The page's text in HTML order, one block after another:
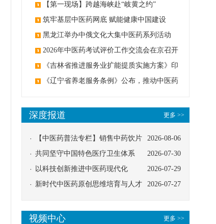
【第一现场】跨越海峡赴“岐黄之约”
筑牢基层中医药网底 赋能健康中国建设
黑龙江举办中俄文化大集中医药系列活动
2026年中医药考试评价工作交流会在京召开
《吉林省推进服务业扩能提质实施方案》印
发：创建中医类国家医学中心
《辽宁省养老服务条例》公布，推动中医药
更多 >>
深度报道
2026-08-06
【中医药普法专栏】销售中药饮片
应告知煎服方法及注意事项
2026-07-30
共同坚守中国特色医疗卫生体系
2026-07-29
以科技创新推进中医药现代化
2026-07-27
新时代中医药原创思维培育与人才
更多 >>
视频中心